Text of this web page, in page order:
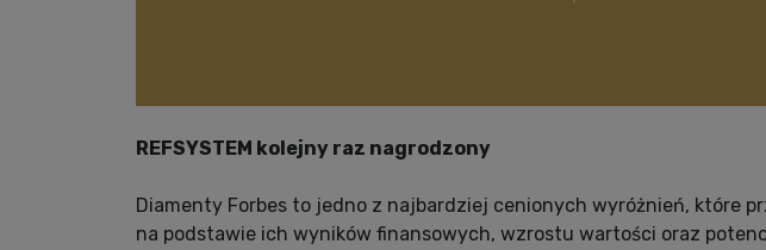
REFSYSTEM kolejny raz nagrodzony
Diamenty Forbes to jedno z najbardziej cenionych wyróżnień, które
na podstawie ich wyników finansowych, wzrostu wartości oraz